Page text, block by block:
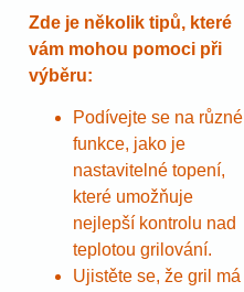
Zde je několik tipů, které
vám mohou pomoci při
výběru:
Podívejte se na různé
funkce, jako je
nastavitelné topení,
které umožňuje
nejlepší kontrolu nad
teplotou grilování.
Ujistěte se, že gril má